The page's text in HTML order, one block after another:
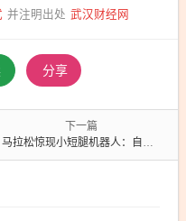
并注明出处 武汉财经网
分享
下一篇
马拉松惊现小短腿机器人：自带奶瓶参赛 网友笑称还没断奶